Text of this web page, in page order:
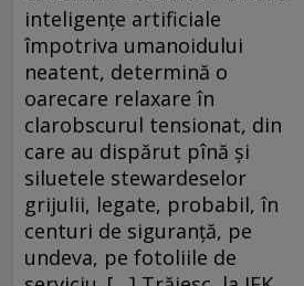
inteligenţe artificiale
împotriva umanoidului
neatent, determină o
oarecare relaxare în
clarobscurul tensionat, din
care au dispărut pînă şi
siluetele stewardeselor
grijulii, legate, probabil, în
centuri de siguranţă, pe
undeva, pe fotoliile de